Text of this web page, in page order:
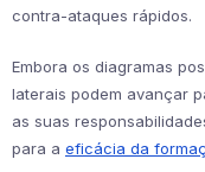
contra-ataques rápidos.
Embora os diagramas
laterais podem avançar
as suas
para a eficácia da